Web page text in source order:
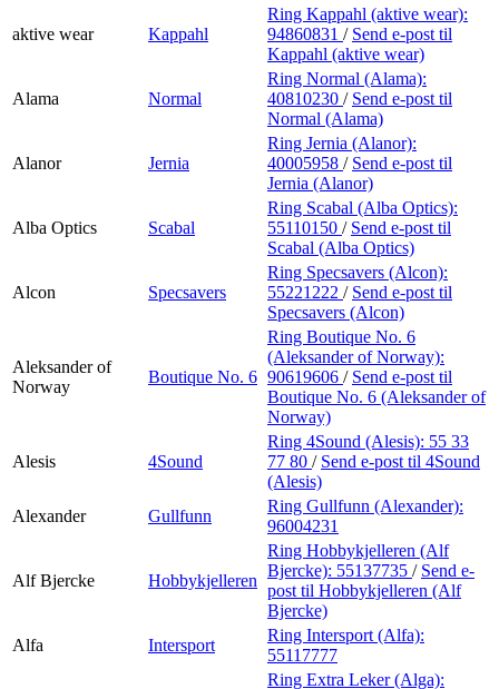
aktive wear Kappahl
Ring Kappahl (aktive wear):
94860831 / Send e-post til
Kappahl (aktive wear)
Alama Normal
Ring Normal (Alama):
40810230 / Send e-post til
Normal (Alama)
Alanor Jernia
Ring Jernia (Alanor):
40005958 / Send e-post til
Jernia (Alanor)
Alba Optics Scabal
Ring Scabal (Alba Optics):
55110150 / Send e-post til
Scabal (Alba Optics)
Alcon Specsavers
Ring Specsavers (Alcon):
55221222 / Send e-post til
Specsavers (Alcon)
Aleksander of
Norway
Boutique No. 6
Ring Boutique No. 6
(Aleksander of Norway):
90619606 / Send e-post til
Boutique No. 6 (Aleksander of
Norway)
Alesis 4Sound
Ring 4Sound (Alesis): 55 33
77 80 / Send e-post til 4Sound
(Alesis)
Alexander
Gullfunn
Ring Gullfunn (Alexander):
96004231
Alf Bjercke Hobbykjelleren
Ring Hobbykjelleren (Alf
Bjercke): 55137735 / Send e-
post til Hobbykjelleren (Alf
Bjercke)
Alfa
Intersport
Ring Intersport (Alfa):
55117777
Ring Extra Leker (Alga):